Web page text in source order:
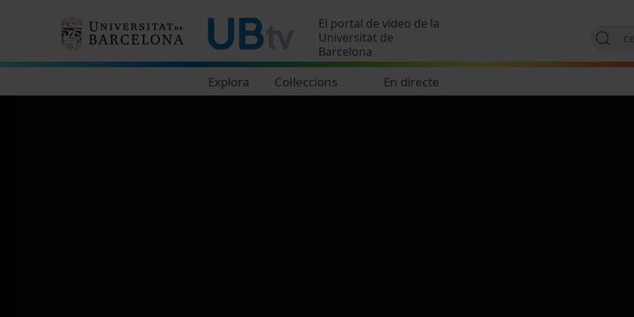
El portal de vídeo de la
Universitat de
Barcelona
Explora Col·leccions En directe